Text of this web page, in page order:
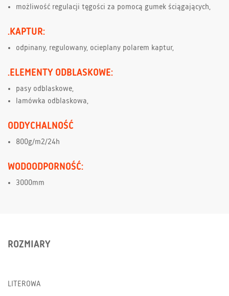
możliwość regulacji tęgości za pomocą gumek ściągających,
.KAPTUR:
odpinany, regulowany, ocieplany polarem kaptur,
.ELEMENTY ODBLASKOWE:
pasy odblaskowe,
lamówka odblaskowa,
ODDYCHALNOŚĆ
800g/m2/24h
WODOODPORNOŚĆ:
3000mm
ROZMIARY
LITEROWA